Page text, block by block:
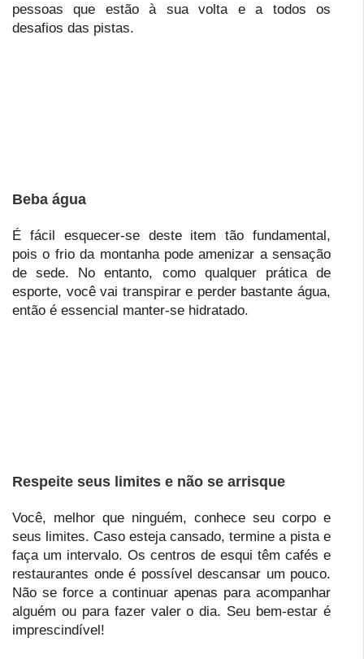
pessoas que estão à sua volta e a todos os
desafios das pistas.
Beba água
É fácil esquecer-se deste item tão fundamental,
pois o frio da montanha pode amenizar a sensação
de sede. No entanto, como qualquer prática de
esporte, você vai transpirar e perder bastante água,
então é essencial manter-se hidratado.
Respeite seus limites e não se arrisque
Você, melhor que ninguém, conhece seu corpo e
seus limites. Caso esteja cansado, termine a pista e
faça um intervalo. Os centros de esqui têm cafés e
restaurantes onde é possível descansar um pouco.
Não se force a continuar apenas para acompanhar
alguém ou para fazer valer o dia. Seu bem-estar é
imprescindível!